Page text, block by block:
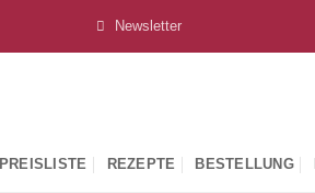
Newsletter
PREISLISTE REZEPTE BESTELLUNG